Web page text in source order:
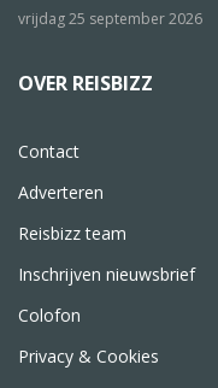
vrijdag 25 september 2026
OVER REISBIZZ
Contact
Adverteren
Reisbizz team
Inschrijven nieuwsbrief
Colofon
Privacy & Cookies